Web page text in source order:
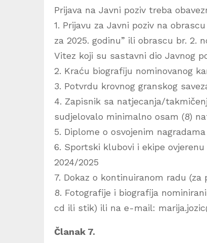
Prijava na Javni poziv treba
1. Prijavu za Javni poziv na
za 2025. godinu” ili obrascu br. 2.
Vitez koji su sastavni dio Javnog
2. Kraću biografiju nominovanog
3. Potvrdu krovnog granskog
4. Zapisnik sa natjecanja/
sudjelovalo minimalno osam (8)
5. Diplome o osvojenim
6. Sportski klubovi i ekipe
2024/2025
7. Dokaz o kontinuiranom radu (za
8. Fotografije i biografija
cd ili stik) ili na e-mail:
Članak 7.